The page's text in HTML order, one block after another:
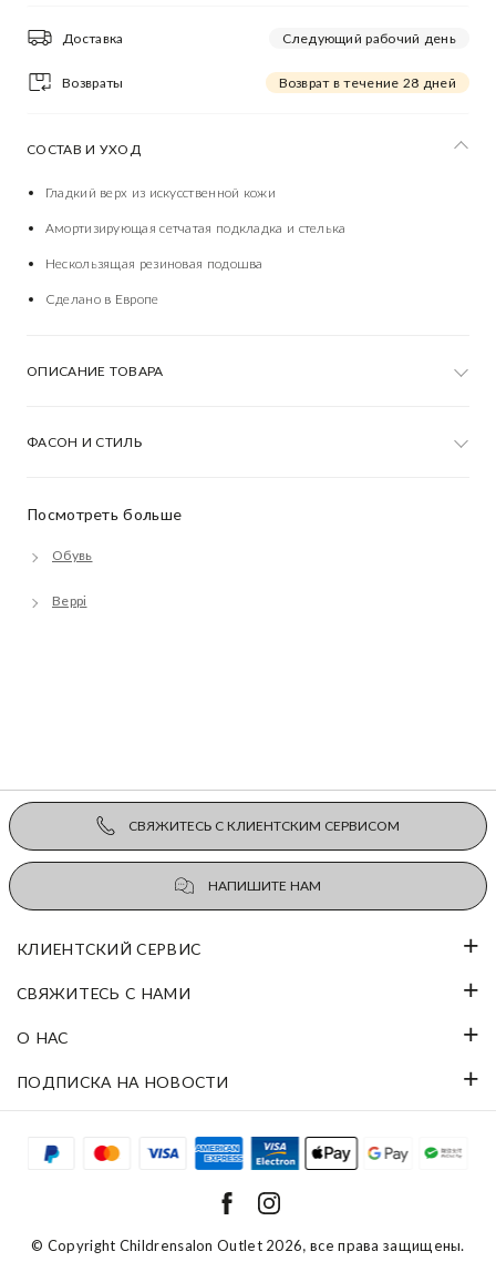
Доставка Следующий рабочий день
Возвраты Возврат в течение 28 дней
Посмотреть больше
Обувь
Beppi
СОСТАВ И УХОД
Гладкий верх из искусственной кожи
Амортизирующая сетчатая подкладка и стелька
Нескользящая резиновая подошва
Сделано в Европе
ОПИСАНИЕ ТОВАРА
ФАСОН И СТИЛЬ
СВЯЖИТЕСЬ С КЛИЕНТСКИМ СЕРВИСОМ
НАПИШИТЕ НАМ
КЛИЕНТСКИЙ СЕРВИС
СВЯЖИТЕСЬ С НАМИ
О НАС
ПОДПИСКА НА НОВОСТИ
© Copyright Childrensalon Outlet 2026, все права защищены.